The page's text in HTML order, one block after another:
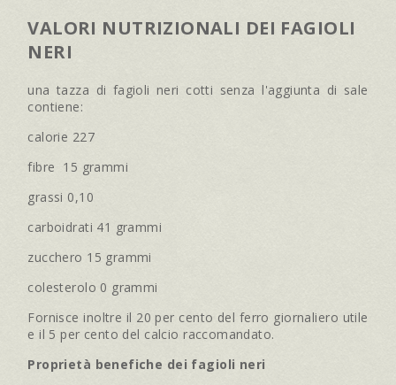
VALORI NUTRIZIONALI DEI FAGIOLI
NERI
una tazza di fagioli neri cotti senza l'aggiunta di sale
contiene:
calorie 227
fibre 15 grammi
grassi 0,10
carboidrati 41 grammi
zucchero 15 grammi
colesterolo 0 grammi
Fornisce inoltre il 20 per cento del ferro giornaliero utile
e il 5 per cento del calcio raccomandato.
Proprietà benefiche dei fagioli neri